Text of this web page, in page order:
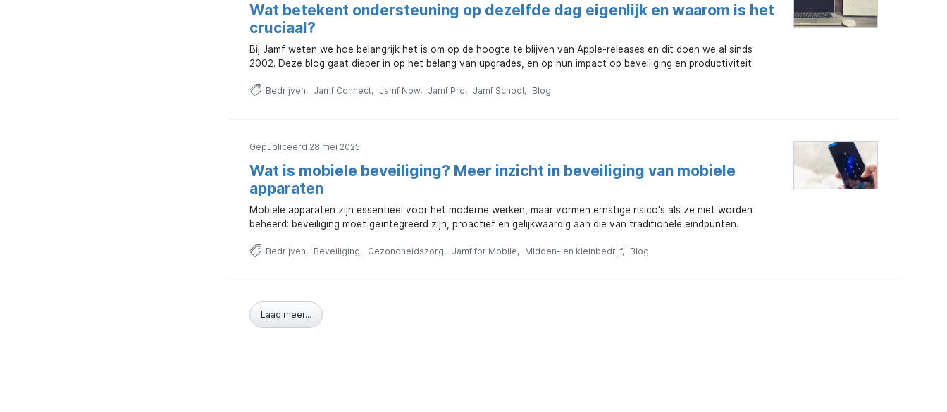
Wat betekent ondersteuning op dezelfde dag eigenlijk en waarom is het
cruciaal?
Bij Jamf weten we hoe belangrijk het is om op de hoogte te blijven van Apple-releases en dit doen we al sinds
2002. Deze blog gaat dieper in op het belang van upgrades, en op hun impact op beveiliging en productiviteit.
Bedrijven Jamf Connect Jamf Now Jamf Pro Jamf School Blog
Gepubliceerd 28 mei 2025
Wat is mobiele beveiliging? Meer inzicht in beveiliging van mobiele
apparaten
Mobiele apparaten zijn essentieel voor het moderne werken, maar vormen ernstige risico's als ze niet worden
beheerd: beveiliging moet geïntegreerd zijn, proactief en gelijkwaardig aan die van traditionele eindpunten.
Bedrijven Beveiliging Gezondheidszorg Jamf for Mobile Midden- en kleinbedrijf Blog
Laad meer...